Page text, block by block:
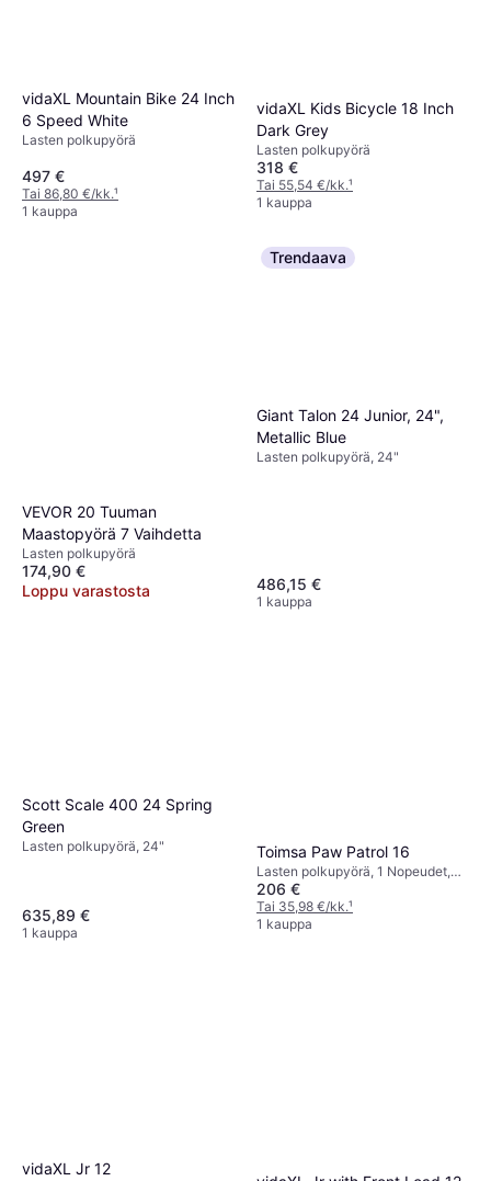
vidaXL Mountain Bike 24 Inch
6 Speed White
Lasten polkupyörä
497 €
Tai 86,80 €/kk.¹
1 kauppa
vidaXL Kids Bicycle 18 Inch
Dark Grey
Lasten polkupyörä
318 €
Tai 55,54 €/kk.¹
1 kauppa
VEVOR 20 Tuuman
Maastopyörä 7 Vaihdetta
Lasten polkupyörä
174,90 €
Loppu varastosta
Trendaava
Giant Talon 24 Junior, 24",
Metallic Blue
Lasten polkupyörä, 24"
486,15 €
1 kauppa
Scott Scale 400 24 Spring
Green
Lasten polkupyörä, 24"
635,89 €
1 kauppa
Toimsa Paw Patrol 16
Lasten polkupyörä, 1 Nopeudet,
16"
206 €
Tai 35,98 €/kk.¹
1 kauppa
vidaXL Jr 12